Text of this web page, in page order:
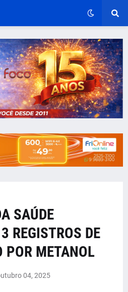
SAÚDE
REGISTROS DE
POR METANOL
04, 2025